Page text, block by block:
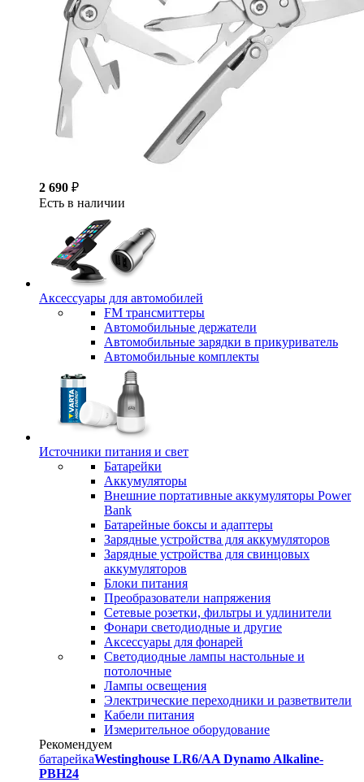
2 690 ₽
Есть в наличии
Аксессуары для автомобилей
FM трансмиттеры
Автомобильные держатели
Автомобильные зарядки в прикуриватель
Автомобильные комплекты
Источники питания и свет
Батарейки
Аккумуляторы
Внешние портативные аккумуляторы Power
Bank
Батарейные боксы и адаптеры
Зарядные устройства для аккумуляторов
Зарядные устройства для свинцовых
аккумуляторов
Блоки питания
Преобразователи напряжения
Сетевые розетки, фильтры и удлинители
Фонари светодиодные и другие
Аксессуары для фонарей
Светодиодные лампы настольные и
потолочные
Лампы освещения
Электрические переходники и разветвители
Кабели питания
Измерительное оборудование
Рекомендуем
батарейкаWestinghouse LR6/AA Dynamo Alkaline-
PBH24